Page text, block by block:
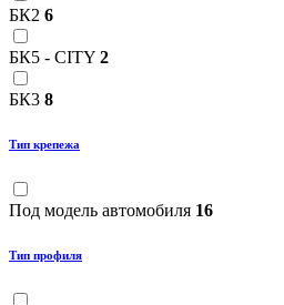
БК2 6
БК5 - CITY 2
БК3 8
Тип крепежа
Под модель автомобиля 16
Тип профиля